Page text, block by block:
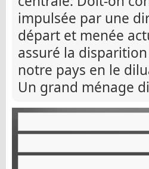
impulsée par une
départ et menée
assuré la
notre pays en le
Un grand ménage